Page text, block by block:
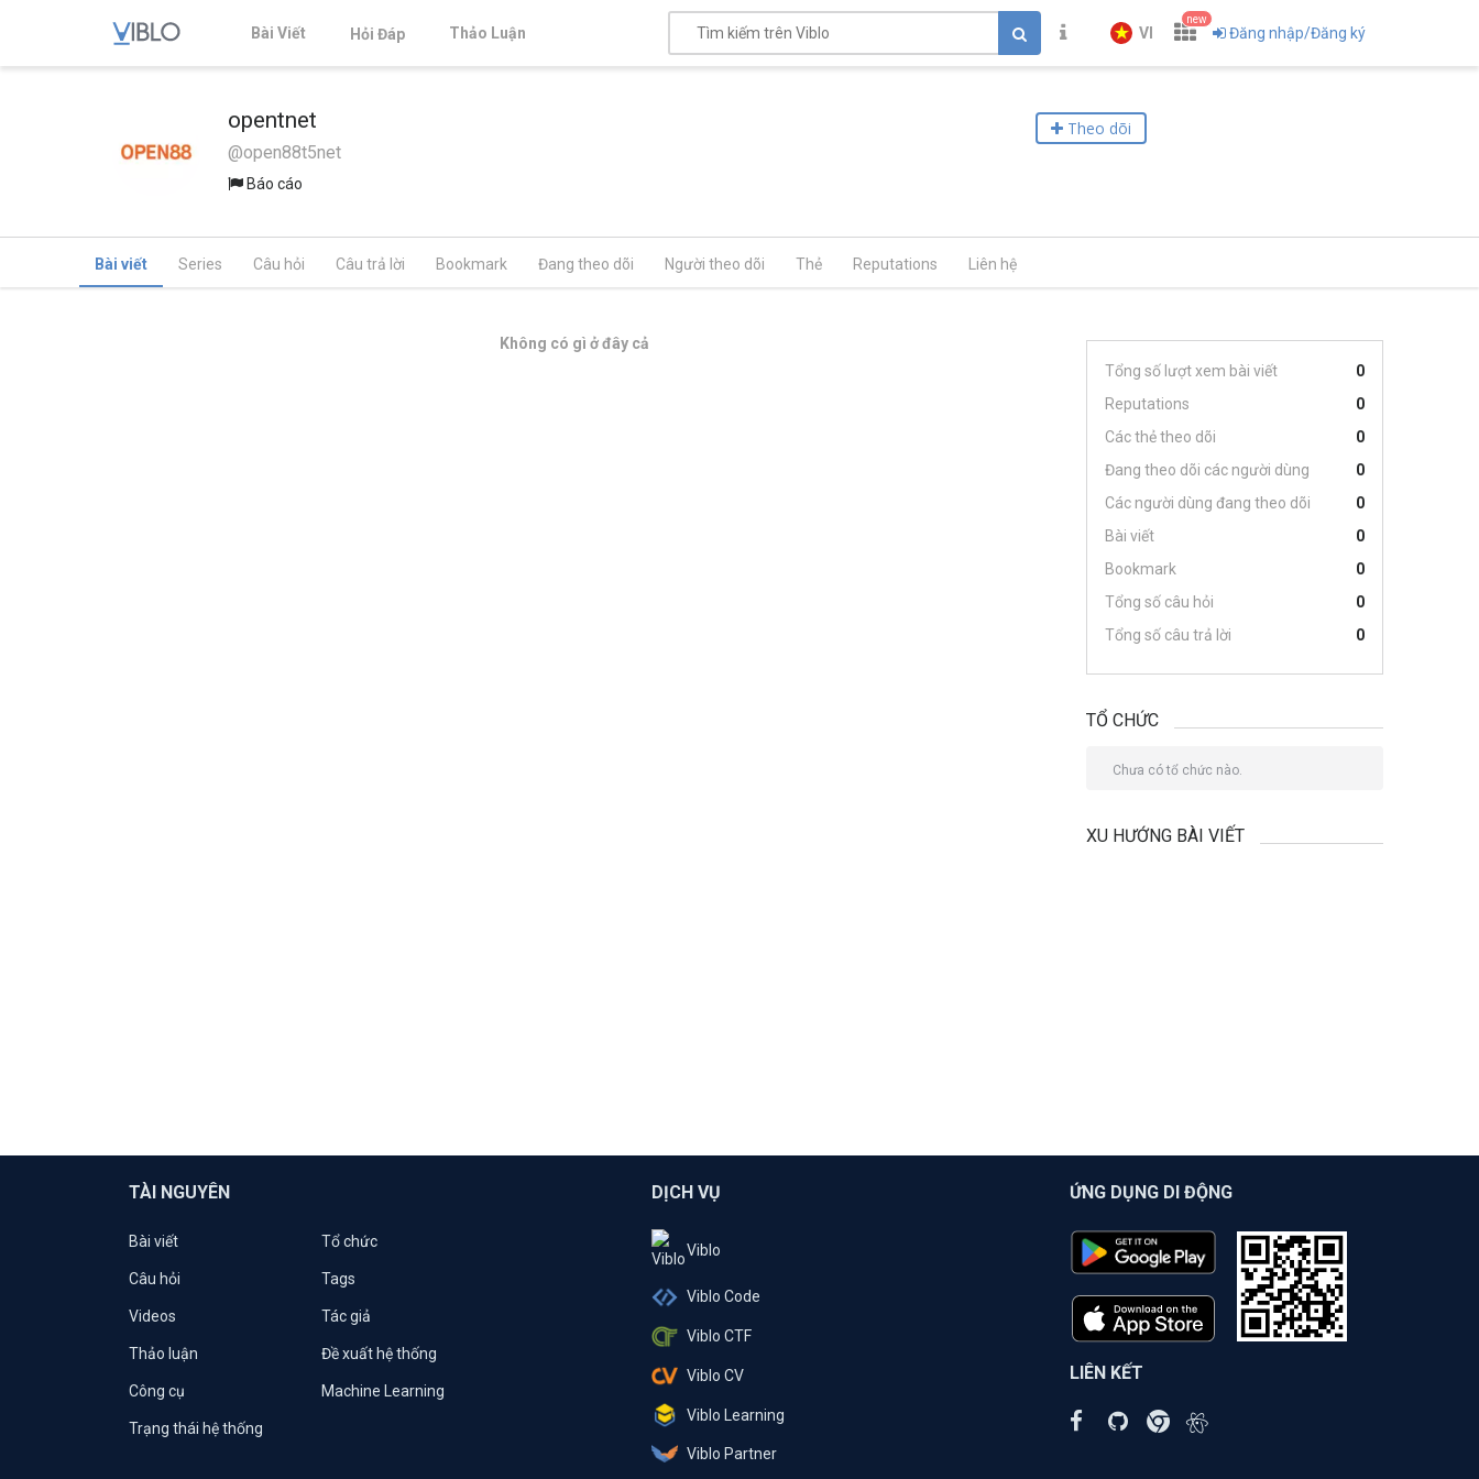
Bài Viết Hỏi Đáp Thảo Luận VI
new
Đăng nhập/Đăng ký
opentnet
@open88t5net
Báo cáo
Theo dõi
Bài viết Series Câu hỏi Câu trả lời Bookmark Đang theo dõi Người theo dõi Thẻ Reputations Liên hệ
Không có gì ở đây cả
Tổng số lượt xem bài viết
0
Reputations
0
Các thẻ theo dõi
0
Đang theo dõi các người dùng
0
Các người dùng đang theo dõi
0
Bài viết
0
Bookmark
0
Tổng số câu hỏi
0
Tổng số câu trả lời
0
TỔ CHỨC
Chưa có tổ chức nào.
XU HƯỚNG BÀI VIẾT
TÀI NGUYÊN
Bài viết Tổ chức
Câu hỏi Tags
Videos Tác giả
Thảo luận Đề xuất hệ thống
Công cụ Machine Learning
Trạng thái hệ thống
DỊCH VỤ
Viblo
Viblo Code
Viblo CTF
Viblo CV
Viblo Learning
Viblo Partner
ỨNG DỤNG DI ĐỘNG
LIÊN KẾT